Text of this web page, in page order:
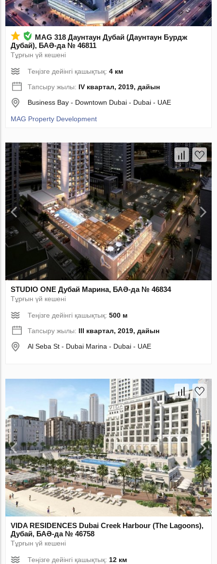
MAG 318 Даунтаун Дубай (Даунтаун Бурдж
Дубай), БАӘ-да № 46811
Тұрғын үй кешені
Теңізге дейінгі қашықтық:4 км
Тапсыру жылы: IV квартал, 2019, дайын
Business Bay - Downtown Dubai - Dubai - UAE
MAG Property Development
STUDIO ONE Дубай Марина, БАӘ-да № 46834
Тұрғын үй кешені
Теңізге дейінгі қашықтық:500 м
Тапсыру жылы: III квартал, 2019, дайын
Al Seba St - Dubai Marina - Dubai - UAE
VIDA RESIDENCES Dubai Creek Harbour (The Lagoons),
Дубай, БАӘ-да № 46758
Тұрғын үй кешені
Теңізге дейінгі қашықтық: 12 км